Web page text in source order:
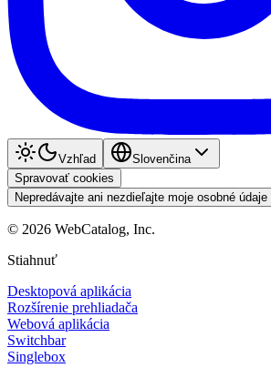
Vzhľad
Slovenčina
Spravovať cookies
Nepredávajte ani nezdieľajte moje osobné údaje
© 2026 WebCatalog, Inc.
Stiahnuť
Desktopová aplikácia
Rozšírenie prehliadača
Webová aplikácia
Switchbar
Singlebox